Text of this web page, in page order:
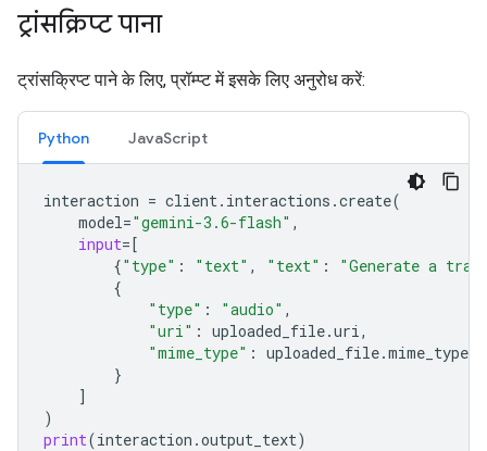
ट्रांसक्रिप्ट पाना
ट्रांसक्रिप्ट पाने के लिए, प्रॉम्प्ट में इसके लिए अनुरोध करें:
Python JavaScript
interaction = client . interactions .create(
model="gemini-3.6-flash" ,
input=[
{"type" : "text" , "text" :
"Generate a
{
"type" : "audio" ,
"uri" : uploaded_file.uri ,
"mime_type" : uploaded_file.mime_type
}
]
)
print(interaction .output_text)